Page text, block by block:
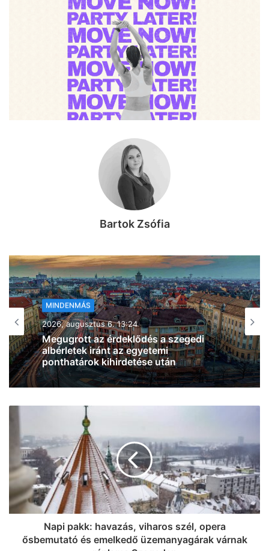
Bartok Zsófia
MINDENMÁS
2026, augusztus 6. 12:47
Figyelem, autósok! Javítási munkálatok
miatt forgalomkorlátozás lesz az Algyői
Tisza-hídon
Napi pakk: havazás, viharos szél, opera
ősbemutató és emelkedő üzemanyagárak várnak